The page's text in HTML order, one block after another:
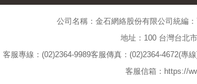
公司名稱：金石網絡股份有限公司 統編
地址：100 台灣台北
客服專線：(02)2364-9989客服傳真：(02)2364-4672(專
客服信箱：https://